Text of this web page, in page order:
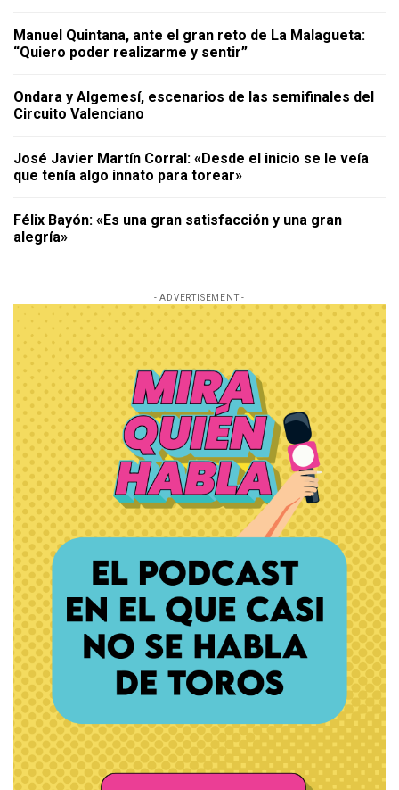
Manuel Quintana, ante el gran reto de La Malagueta:
“Quiero poder realizarme y sentir”
Ondara y Algemesí, escenarios de las semifinales del
Circuito Valenciano
José Javier Martín Corral: «Desde el inicio se le veía
que tenía algo innato para torear»
Félix Bayón: «Es una gran satisfacción y una gran
alegría»
- ADVERTISEMENT -